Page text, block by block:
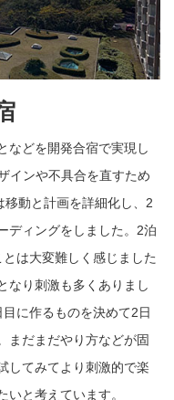
などを開発合宿で実現し
インや不具合を直すため
動と計画を詳細化し、2
ディングをしました。2泊
は大変難しく感じました
なり刺激も多くありまし
に作るものを決めて2日
まだまだやり方などが固
してみてより刺激的で楽
いと考えています。